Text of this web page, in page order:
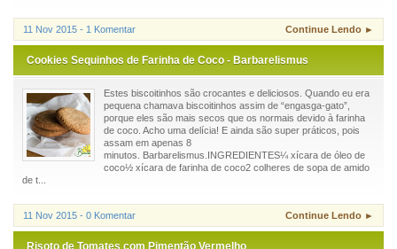
11 Nov 2015 - 1 Komentar Continue Lendo ►
Cookies Sequinhos de Farinha de Coco - Barbarelismus
Estes biscoitinhos são crocantes e deliciosos. Quando eu era
pequena chamava biscoitinhos assim de “engasga-gato”,
porque eles são mais secos que os normais devido à farinha
de coco. Acho uma delícia! E ainda são super práticos, pois
assam em apenas 8
minutos. Barbarelismus.INGREDIENTES¼ xícara de óleo de
coco½ xícara de farinha de coco2 colheres de sopa de amido
de t...
11 Nov 2015 - 0 Komentar Continue Lendo ►
Risoto de Tomates com Pimentão Vermelho